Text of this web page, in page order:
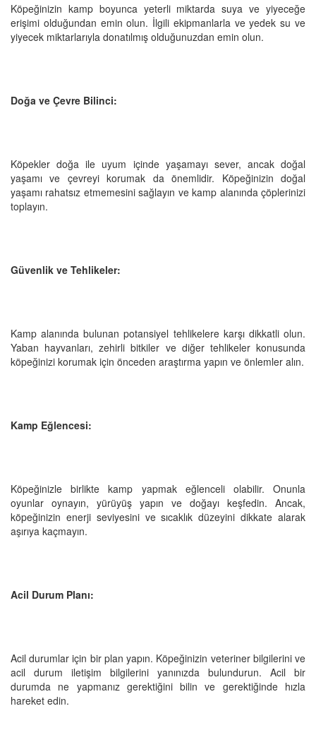
Köpeğinizin kamp boyunca yeterli miktarda suya ve yiyeceğe
erişimi olduğundan emin olun. İlgili ekipmanlarla ve yedek su ve
yiyecek miktarlarıyla donatılmış olduğunuzdan emin olun.
Doğa ve Çevre Bilinci:
Köpekler doğa ile uyum içinde yaşamayı sever, ancak doğal
yaşamı ve çevreyi korumak da önemlidir. Köpeğinizin doğal
yaşamı rahatsız etmemesini sağlayın ve kamp alanında çöplerinizi
toplayın.
Güvenlik ve Tehlikeler:
Kamp alanında bulunan potansiyel tehlikelere karşı dikkatli olun.
Yaban hayvanları, zehirli bitkiler ve diğer tehlikeler konusunda
köpeğinizi korumak için önceden araştırma yapın ve önlemler alın.
Kamp Eğlencesi:
Köpeğinizle birlikte kamp yapmak eğlenceli olabilir. Onunla
oyunlar oynayın, yürüyüş yapın ve doğayı keşfedin. Ancak,
köpeğinizin enerji seviyesini ve sıcaklık düzeyini dikkate alarak
aşırıya kaçmayın.
Acil Durum Planı:
Acil durumlar için bir plan yapın. Köpeğinizin veteriner bilgilerini ve
acil durum iletişim bilgilerini yanınızda bulundurun. Acil bir
durumda ne yapmanız gerektiğini bilin ve gerektiğinde hızla
hareket edin.